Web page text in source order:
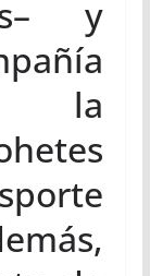
y
la